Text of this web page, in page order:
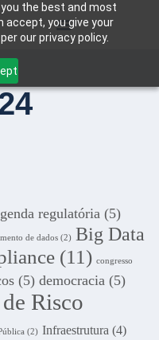
the best and most
accept, you give your
our privacy policy.
regulatória (5)
de dados (2) Big Data
(11) congresso
(5) democracia (5)
Risco
(2) Infraestrutura (4)